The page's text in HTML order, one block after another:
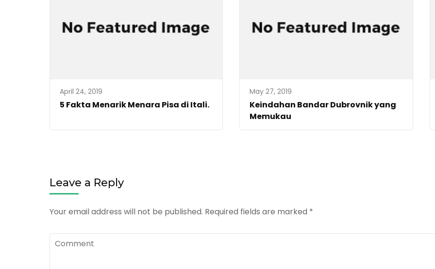
April 24, 2019
5 Fakta Menarik Menara Pisa di Itali.
May 27, 2019
Keindahan Bandar Dubrovnik yang
Memukau
Leave a Reply
Your email address will not be published. Required fields are marked *